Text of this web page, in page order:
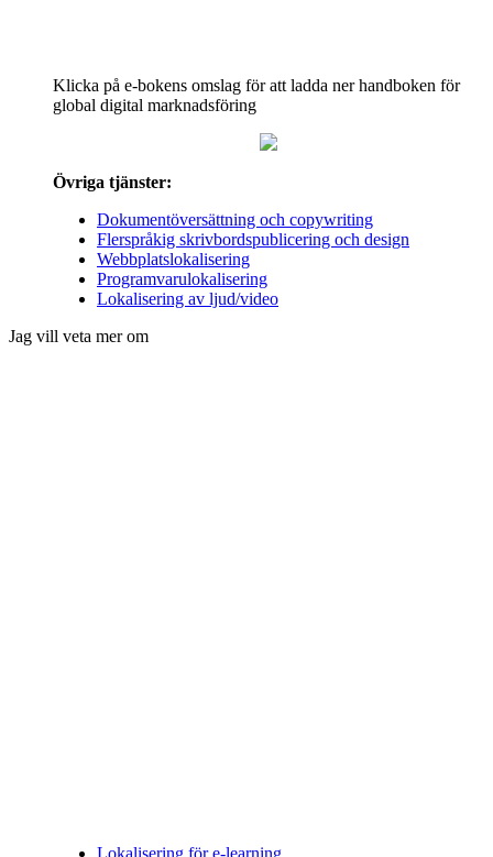
Klicka på e-bokens omslag för att ladda ner handboken för
global digital marknadsföring
Övriga tjänster:
Dokumentöversättning och copywriting
Flerspråkig skrivbordspublicering och design
Webbplatslokalisering
Programvarulokalisering
Lokalisering av ljud/video
Jag vill veta mer om
Lokalisering för e-learning